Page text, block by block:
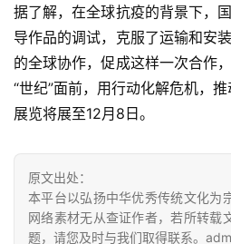
据了解，在全球抗疫的背景下，
导作品的调试，克服了运输和安
的全球协作，促成这样一次合作
“世纪”面前，用行动化解危机，推
展览将展至12月8日。
原文出处：
本平台以弘扬中华优秀传统文化为
网络素材无从查证作者，若所转载
题，请您及时与我们取得联系。